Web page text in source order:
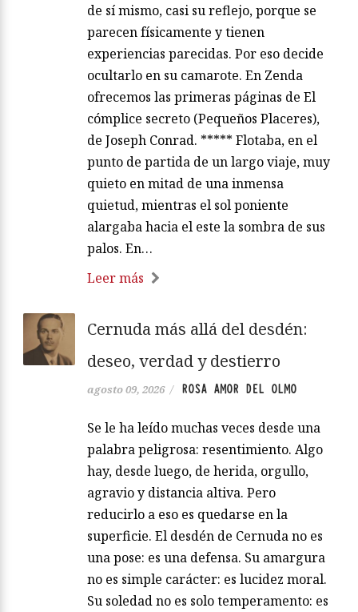
de sí mismo, casi su reflejo, porque se
parecen físicamente y tienen
experiencias parecidas. Por eso decide
ocultarlo en su camarote. En Zenda
ofrecemos las primeras páginas de El
cómplice secreto (Pequeños Placeres),
de Joseph Conrad. ***** Flotaba, en el
punto de partida de un largo viaje, muy
quieto en mitad de una inmensa
quietud, mientras el sol poniente
alargaba hacia el este la sombra de sus
palos. En…
Leer más
Cernuda más allá del desdén:
deseo, verdad y destierro
agosto 09, 2026 / ROSA AMOR DEL OLMO
Se le ha leído muchas veces desde una
palabra peligrosa: resentimiento. Algo
hay, desde luego, de herida, orgullo,
agravio y distancia altiva. Pero
reducirlo a eso es quedarse en la
superficie. El desdén de Cernuda no es
una pose: es una defensa. Su amargura
no es simple carácter: es lucidez moral.
Su soledad no es solo temperamento: es